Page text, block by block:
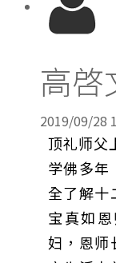
高啓
2019/09/28
顶礼师父
学佛多年
全了解十
宝真如
妇，恩师